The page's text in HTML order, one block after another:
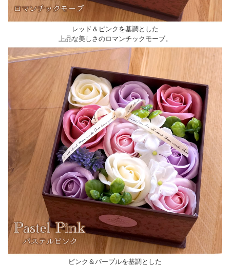
レッド＆ピンクを基調とした
上品な美しさのロマンチックモーブ。
ピンク＆パープルを基調とした